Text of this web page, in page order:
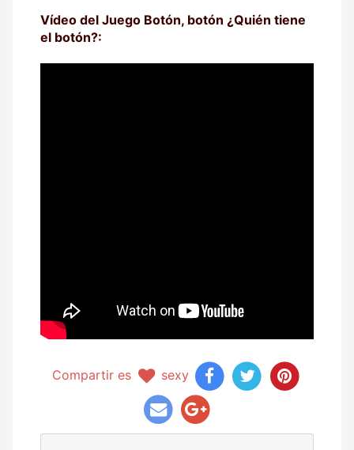
Vídeo del Juego Botón, botón ¿Quién tiene
el botón?:
Compartir es sexy